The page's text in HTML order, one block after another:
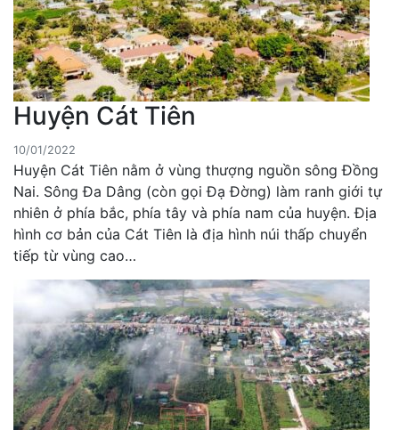
Huyện Cát Tiên
10/01/2022
Huyện Cát Tiên nằm ở vùng thượng nguồn sông Đồng
Nai. Sông Đa Dâng (còn gọi Đạ Đờng) làm ranh giới tự
nhiên ở phía bắc, phía tây và phía nam của huyện. Địa
hình cơ bản của Cát Tiên là địa hình núi thấp chuyển
tiếp từ vùng cao…